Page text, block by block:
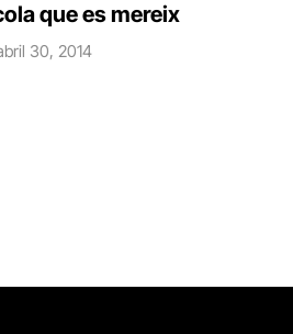
que es mereix
30, 2014